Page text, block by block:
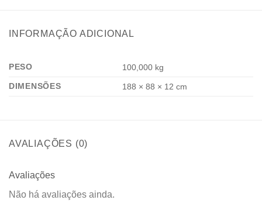
INFORMAÇÃO ADICIONAL
PESO
100,000 kg
DIMENSÕES
188 × 88 × 12 cm
AVALIAÇÕES (0)
Avaliações
Não há avaliações ainda.